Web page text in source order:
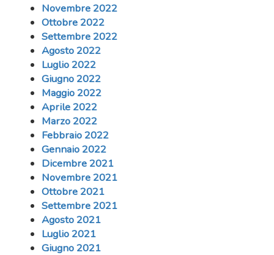
Novembre 2022
Ottobre 2022
Settembre 2022
Agosto 2022
Luglio 2022
Giugno 2022
Maggio 2022
Aprile 2022
Marzo 2022
Febbraio 2022
Gennaio 2022
Dicembre 2021
Novembre 2021
Ottobre 2021
Settembre 2021
Agosto 2021
Luglio 2021
Giugno 2021